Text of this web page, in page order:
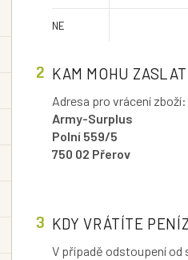
NE
KAM MOHU
Adresa pro vrácení zboží:
Army-Surplus
Polní 559/5
750 02 Přerov
KDY VRÁTÍTE
V případě odstoupení od